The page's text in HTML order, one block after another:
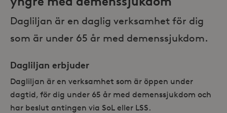
Dagliljan är en daglig verksamhet för dig
som är under 65 år med demenssjukdom.
Dagliljan erbjuder
Dagliljan är en verksamhet som är öppen under
dagtid, för dig under 65 år med demenssjukdom och
har beslut antingen via SoL eller LSS.